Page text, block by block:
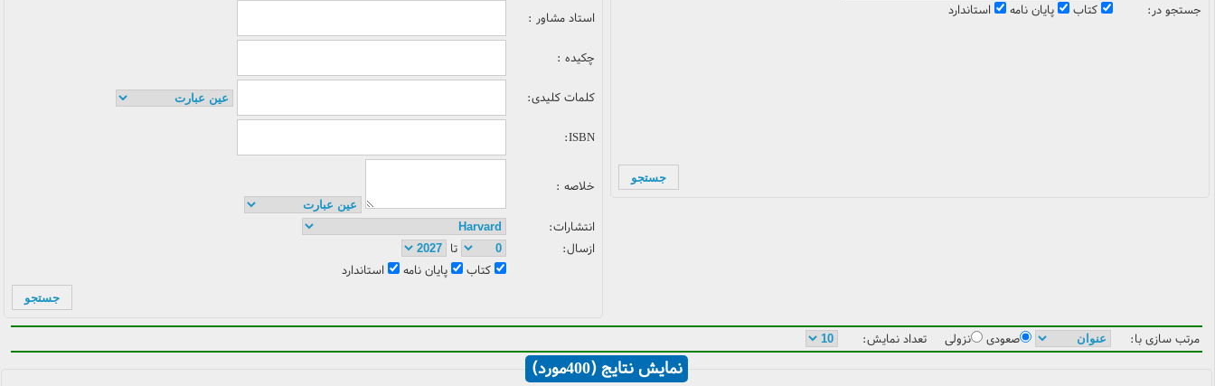
جستجو در:
کتاب پایان نامه استاندارد استاد مشاور :
چکیده :
کلمات کلیدی:
ISBN:
خلاصه :
انتشارات:
ازسال:
کتاب
پایان نامه استاندارد
مرتب سازی با: صعودی نزولی تعداد نمایش:
نمایش نتایج (400مورد)